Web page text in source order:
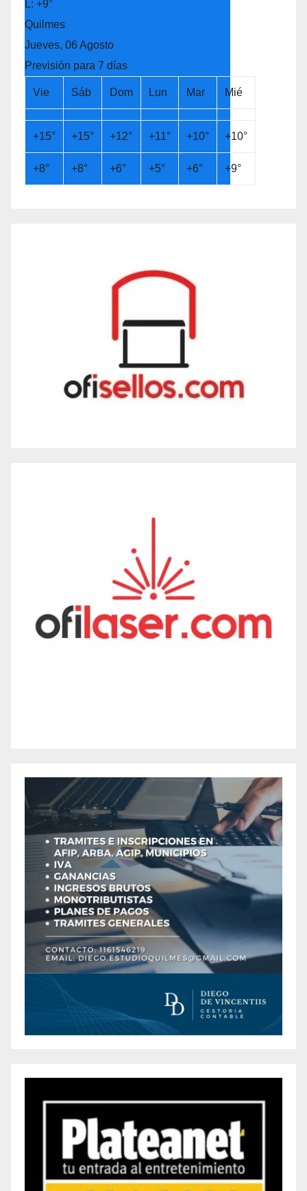
L: +9°
Quilmes
Jueves, 06 Agosto
Previsión para 7 días
Vie Sáb Dom Lun Mar Mié
+15° +15° +12° +11° +10° +10°
+8° +8° +6° +5° +6° +9°